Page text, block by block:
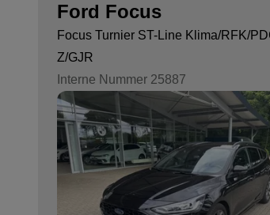
Ford Focus
Focus Turnier ST-Line Klima/RFK/
Z/GJR
Interne Nummer 25887